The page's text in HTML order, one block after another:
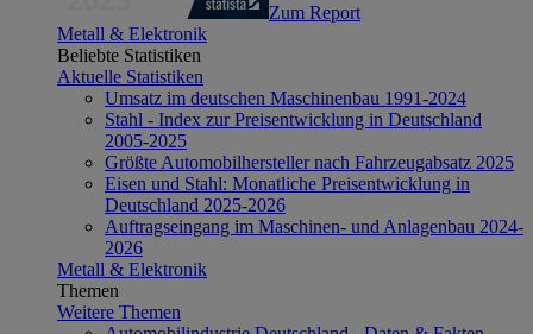
Zum Report
Metall & Elektronik
Beliebte Statistiken
Aktuelle Statistiken
Umsatz im deutschen Maschinenbau 1991-2024
Stahl - Index zur Preisentwicklung in Deutschland
2005-2025
Größte Automobilhersteller nach Fahrzeugabsatz 2025
Eisen und Stahl: Monatliche Preisentwicklung in
Deutschland 2025-2026
Auftragseingang im Maschinen- und Anlagenbau 2024-
2026
Metall & Elektronik
Themen
Weitere Themen